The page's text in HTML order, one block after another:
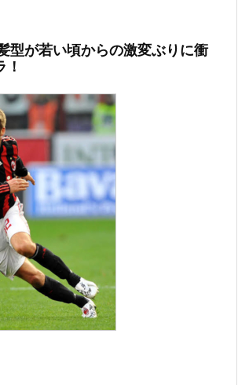
型が若い頃からの激変ぶりに衝